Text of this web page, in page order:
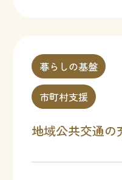
暮らしの基盤
市町村支援
地域公共交通の